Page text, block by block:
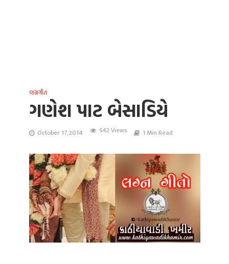
લગ્નગીત
ગણેશ પાટ બેસાડિયે
October 17, 2014 642 Views 1 Min Read